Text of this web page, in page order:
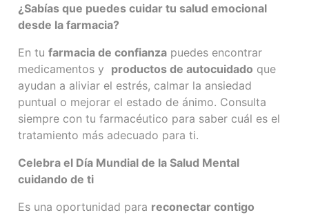
¿Sabías que puedes cuidar tu salud emocional
desde la farmacia?
En tufarmacia de confianza puedes encontrar
medicamentos y productos de autocuidado que
ayudan a aliviar el estrés, calmar la ansiedad
puntual o mejorar el estado de ánimo. Consulta
siempre con tu farmacéutico para saber cuál es el
tratamiento más adecuado para ti.
Celebra el Día Mundial de la Salud Mental
cuidando de ti
Es una oportunidad para reconectar contigo